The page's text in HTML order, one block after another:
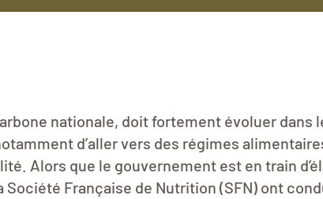
nationale, doit fortement évoluer
d’aller vers des régimes
Alors que le gouvernement est en train
Française de Nutrition (SFN) ont